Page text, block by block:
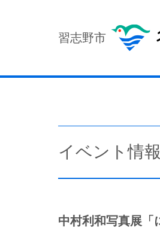
習志野市
イベント情報
中村利和写真展「